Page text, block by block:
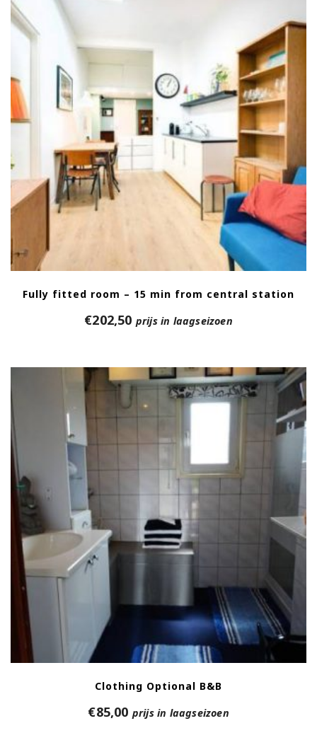
Fully fitted room – 15 min from central station
€202,50 prijs in laagseizoen
Clothing Optional B&B
€85,00 prijs in laagseizoen